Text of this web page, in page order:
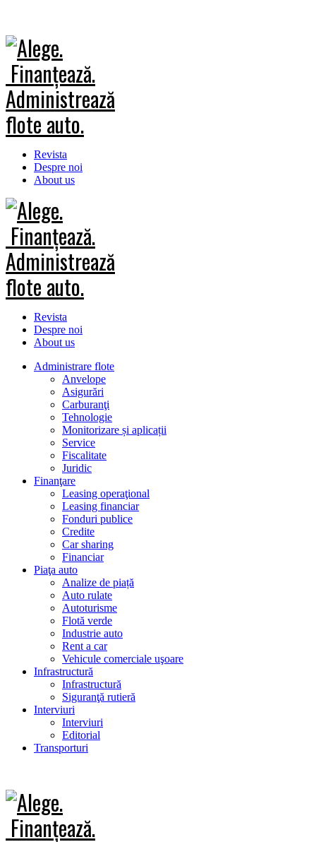
Revista
Despre noi
About us
Revista
Despre noi
About us
Administrare flote
Anvelope
Asigurări
Carburanţi
Tehnologie
Monitorizare și aplicații
Service
Fiscalitate
Juridic
Finanţare
Leasing operaţional
Leasing financiar
Fonduri publice
Credite
Car sharing
Financiar
Piaţa auto
Analize de piață
Auto rulate
Autoturisme
Flotă verde
Industrie auto
Rent a car
Vehicule comerciale uşoare
Infrastructură
Infrastructură
Siguranţă rutieră
Interviuri
Interviuri
Editorial
Transporturi